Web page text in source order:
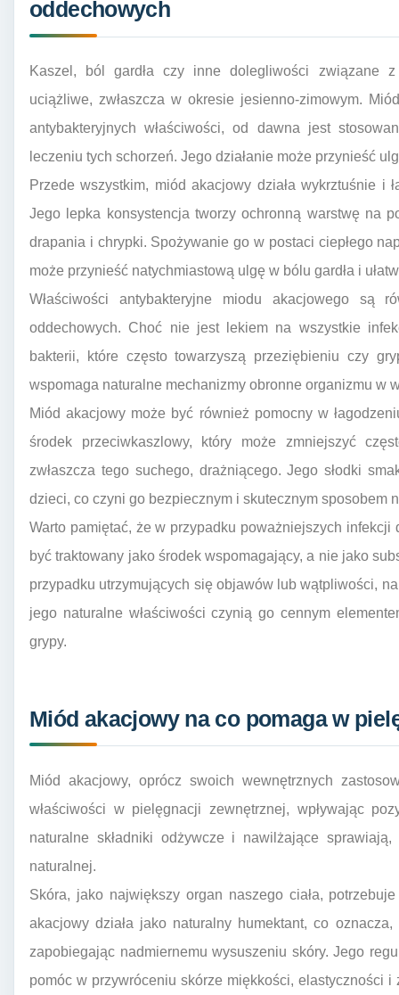
oddechowych
Kaszel, ból gardła czy inne dolegliwości związane
uciążliwe, zwłaszcza w okresie jesienno-zimowym.
antybakteryjnych właściwości, od dawna jest
leczeniu tych schorzeń. Jego działanie może przynieść
Przede wszystkim, miód akacjowy działa wykrztuśnie i
Jego lepka konsystencja tworzy ochronną warstwę na
drapania i chrypki. Spożywanie go w postaci ciepłego
może przynieść natychmiastową ulgę w bólu gardła i
Właściwości antybakteryjne miodu akacjowego są
oddechowych. Choć nie jest lekiem na wszystkie
bakterii, które często towarzyszą przeziębieniu czy
wspomaga naturalne mechanizmy obronne organizmu w
Miód akacjowy może być również pomocny w
środek przeciwkaszlowy, który może zmniejszyć
zwłaszcza tego suchego, drażniącego. Jego słodki
dzieci, co czyni go bezpiecznym i skutecznym sposobem
Warto pamiętać, że w przypadku poważniejszych
być traktowany jako środek wspomagający, a nie jako
przypadku utrzymujących się objawów lub wątpliwości,
jego naturalne właściwości czynią go cennym
grypy.
Miód akacjowy na co pomaga w
Miód akacjowy, oprócz swoich wewnętrznych
właściwości w pielęgnacji zewnętrznej, wpływając
naturalne składniki odżywcze i nawilżające
naturalnej.
Skóra, jako największy organ naszego ciała,
akacjowy działa jako naturalny humektant, co
zapobiegając nadmiernemu wysuszeniu skóry. Jego
pomóc w przywróceniu skórze miękkości, elastyczności